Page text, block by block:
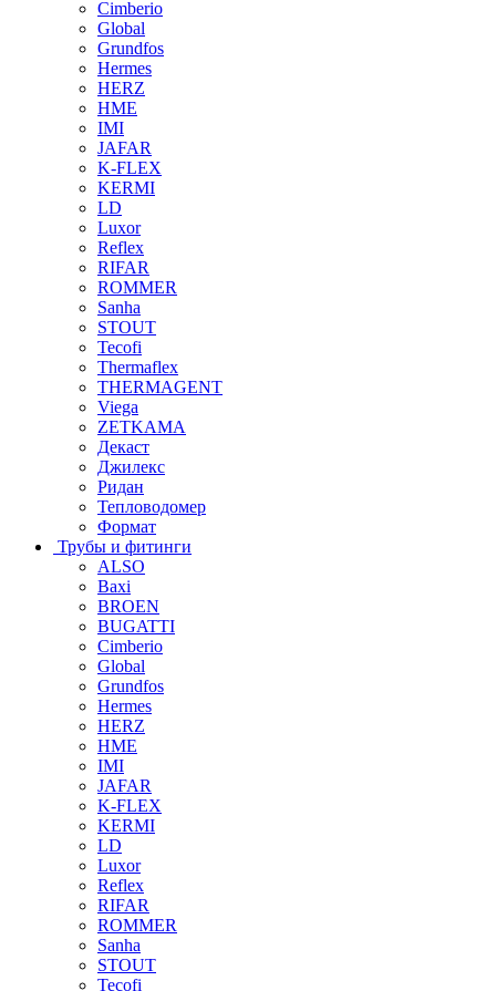
Cimberio
Global
Grundfos
Hermes
HERZ
HME
IMI
JAFAR
K-FLEX
KERMI
LD
Luxor
Reflex
RIFAR
ROMMER
Sanha
STOUT
Tecofi
Thermaflex
THERMAGENT
Viega
ZETKAMA
Декаст
Джилекс
Ридан
Тепловодомер
Формат
Трубы и фитинги
ALSO
Baxi
BROEN
BUGATTI
Cimberio
Global
Grundfos
Hermes
HERZ
HME
IMI
JAFAR
K-FLEX
KERMI
LD
Luxor
Reflex
RIFAR
ROMMER
Sanha
STOUT
Tecofi